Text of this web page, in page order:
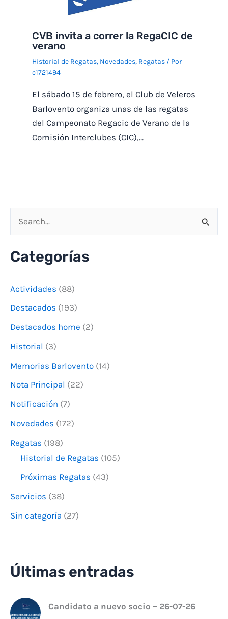
CVB invita a correr la RegaCIC de
verano
Historial de Regatas, Novedades, Regatas/ Por
c1721494
El sábado 15 de febrero, el Club de Veleros
Barlovento organiza unas de las regatas
del Campeonato Regacic de Verano de la
Comisión Interclubes (CIC),…
s
a
r
p
o
r
:
Categorías
Actividades (88)
Destacados (193)
Destacados home (2)
Historial (3)
Memorias Barlovento (14)
Nota Principal (22)
Notificación (7)
Novedades (172)
Regatas (198)
Historial de Regatas (105)
Próximas Regatas (43)
Servicios (38)
Sin categoría (27)
Últimas entradas
Candidato a nuevo socio – 26-07-26